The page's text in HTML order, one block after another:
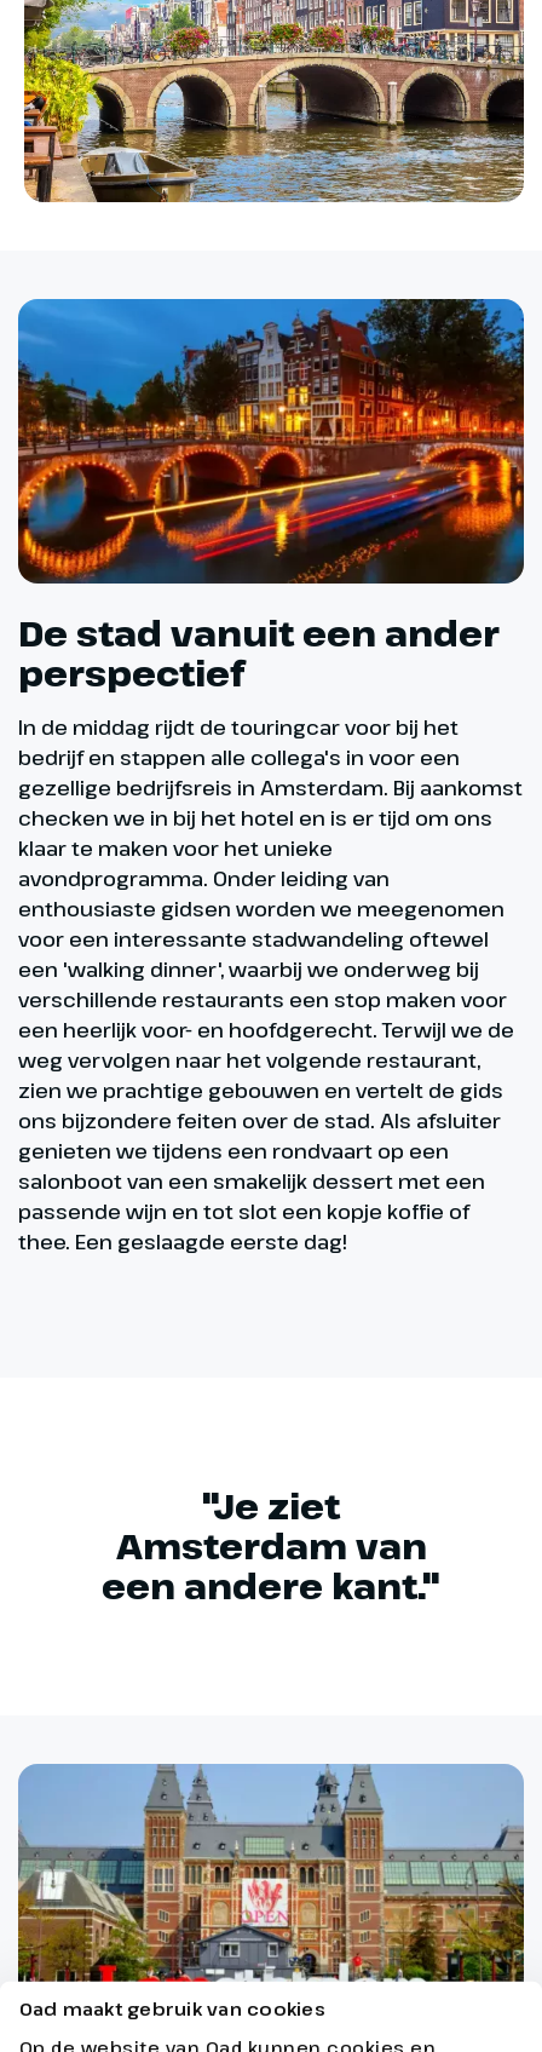
Oad maakt gebruik van cookies
Op de website van Oad kunnen cookies en
De stad vanuit een ander
perspectief
In de middag rijdt de touringcar voor bij het
bedrijf en stappen alle collega's in voor een
gezellige bedrijfsreis in Amsterdam. Bij aankomst
checken we in bij het hotel en is er tijd om ons
klaar te maken voor het unieke
avondprogramma. Onder leiding van
enthousiaste gidsen worden we meegenomen
voor een interessante stadwandeling oftewel
een 'walking dinner', waarbij we onderweg bij
verschillende restaurants een stop maken voor
een heerlijk voor- en hoofdgerecht. Terwijl we de
weg vervolgen naar het volgende restaurant,
zien we prachtige gebouwen en vertelt de gids
ons bijzondere feiten over de stad. Als afsluiter
genieten we tijdens een rondvaart op een
salonboot van een smakelijk dessert met een
passende wijn en tot slot een kopje koffie of
thee. Een geslaagde eerste dag!
"Je ziet
Amsterdam van
een andere kant."